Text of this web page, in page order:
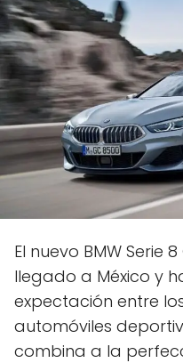
El nuevo BMW Serie
llegado a México y
expectación entre
automóviles
combina a la